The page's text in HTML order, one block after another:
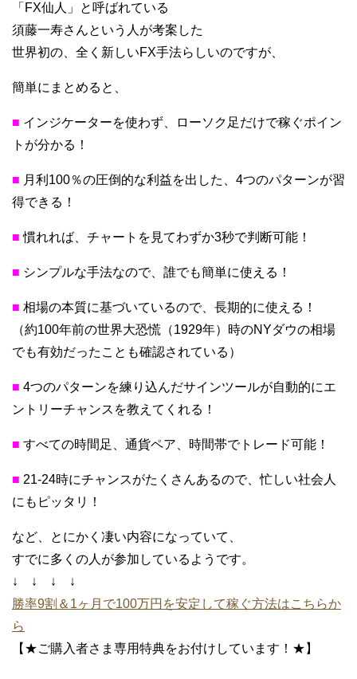
「FX仙人」と呼ばれている
須藤一寿さんという人が考案した
世界初の、全く新しいFX手法らしいのですが、
簡単にまとめると、
■ インジケーターを使わず、ローソク足だけで稼ぐポイン
トが分かる！
■ 月利100％の圧倒的な利益を出した、4つのパターンが習
得できる！
■ 慣れれば、チャートを見てわずか3秒で判断可能！
■ シンプルな手法なので、誰でも簡単に使える！
■ 相場の本質に基づいているので、長期的に使える！
（約100年前の世界大恐慌（1929年）時のNYダウの相場
でも有効だったことも確認されている）
■ 4つのパターンを練り込んだサインツールが自動的にエ
ントリーチャンスを教えてくれる！
■ すべての時間足、通貨ペア、時間帯でトレード可能！
■ 21-24時にチャンスがたくさんあるので、忙しい社会人
にもピッタリ！
など、とにかく凄い内容になっていて、
すでに多くの人が参加しているようです。
↓ ↓ ↓ ↓
勝率9割＆1ヶ月で100万円を安定して稼ぐ方法はこちらか
ら
【★ご購入者さま専用特典をお付けしています！★】